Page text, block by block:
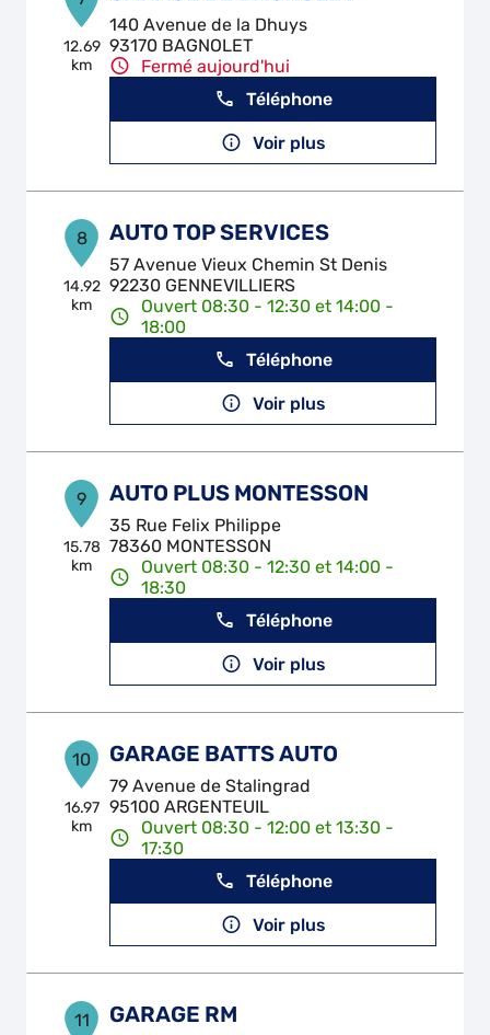
12.69
km
140 Avenue de la Dhuys
93170 BAGNOLET
Fermé aujourd'hui
Téléphone
Voir plus
8
14.92
km
AUTO TOP SERVICES
57 Avenue Vieux Chemin St Denis
92230 GENNEVILLIERS
Ouvert 08:30 - 12:30 et 14:00 -
18:00
Téléphone
Voir plus
9
15.78
km
AUTO PLUS MONTESSON
35 Rue Felix Philippe
78360 MONTESSON
Ouvert 08:30 - 12:30 et 14:00 -
18:30
Téléphone
Voir plus
10
16.97
km
GARAGE BATTS AUTO
79 Avenue de Stalingrad
95100 ARGENTEUIL
Ouvert 08:30 - 12:00 et 13:30 -
17:30
Téléphone
Voir plus
11 GARAGE RM